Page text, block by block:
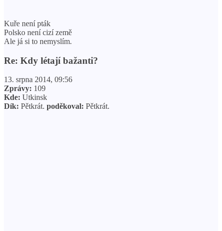
Kuře není pták
Polsko není cizí země
Ale já si to nemyslím.
Re: Kdy létají bažanti?
13. srpna 2014, 09:56
Zprávy: 109
Kde: Utkinsk
Dík: Pětkrát. poděkoval: Pětkrát.